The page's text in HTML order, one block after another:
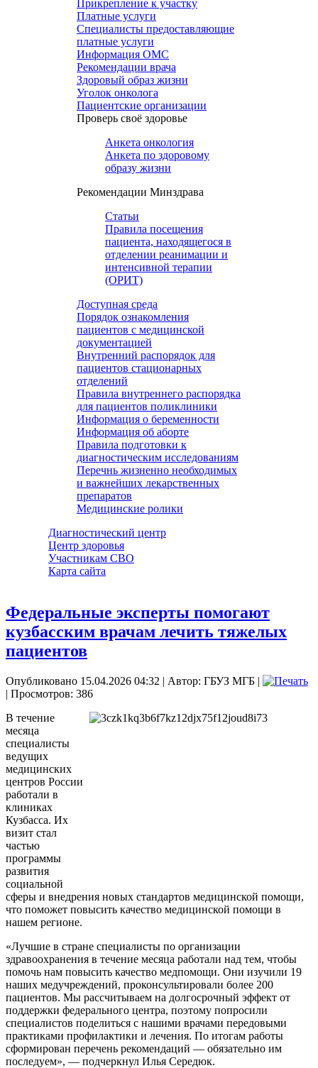
Прикрепление к участку
Платные услуги
Специалисты предоставляющие
платные услуги
Информация ОМС
Рекомендации врача
Здоровый образ жизни
Уголок онколога
Пациентские организации
Проверь своё здоровье
Анкета онкология
Анкета по здоровому
образу жизни
Рекомендации Минздрава
Статьи
Правила посещения
пациента, находящегося в
отделении реанимации и
интенсивной терапии
(ОРИТ)
Доступная среда
Порядок ознакомления
пациентов с медицинской
документацией
Внутренний распорядок для
пациентов стационарных
отделений
Правила внутреннего распорядка
для пациентов поликлиники
Информация о беременности
Информация об аборте
Правила подготовки к
диагностическим исследованиям
Перечнь жизненно необходимых
и важнейших лекарственных
препаратов
Медицинские ролики
Диагностический центр
Центр здоровья
Участникам СВО
Карта сайта
Федеральные эксперты помогают
кузбасским врачам лечить тяжелых
пациентов
Опубликовано 15.04.2026 04:32 | Автор: ГБУЗ МГБ |
| Просмотров: 386
В течение
месяца
специалисты
ведущих
медицинских
центров России
работали в
клиниках
Кузбасса. Их
визит стал
частью
программы
развития
социальной
сферы и внедрения новых стандартов медицинской помощи,
что поможет повысить качество медицинской помощи в
нашем регионе.
«Лучшие в стране специалисты по организации
здравоохранения в течение месяца работали над тем, чтобы
помочь нам повысить качество медпомощи. Они изучили 19
наших медучреждений, проконсультировали более 200
пациентов. Мы рассчитываем на долгосрочный эффект от
поддержки федерального центра, поэтому попросили
специалистов поделиться с нашими врачами передовыми
практиками профилактики и лечения. По итогам работы
сформирован перечень рекомендаций — обязательно им
последуем», — подчеркнул Илья Середюк.